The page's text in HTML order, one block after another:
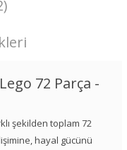
72 Parça -
şekilden toplam 72
hayal gücünü